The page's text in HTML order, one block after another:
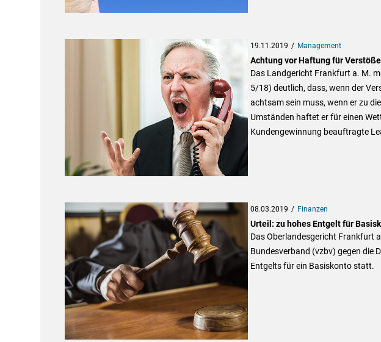
19.11.2019 Management
Achtung vor Haftung für
Das Landgericht Frankfurt a. M.
5/18) deutlich, dass, wenn der
achtsam sein muss, wenn er zu
Umständen haftet er für einen
Kundengewinnung beauftragte
08.03.2019 Finanzen
Urteil: zu hohes Entgelt für
Das Oberlandesgericht Frankfurt
Bundesverband (vzbv) gegen die
Entgelts für ein Basiskonto statt.